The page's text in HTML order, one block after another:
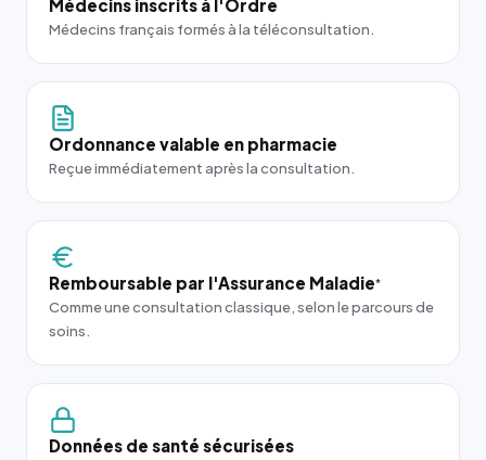
Médecins inscrits à l'Ordre
Médecins français formés à la téléconsultation.
Ordonnance valable en pharmacie
Reçue immédiatement après la consultation.
Remboursable par l'Assurance Maladie*
Comme une consultation classique, selon le parcours de
soins.
Données de santé sécurisées